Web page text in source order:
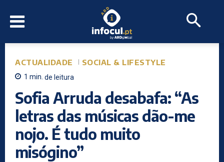
ACTUALIDADE SOCIAL & LIFESTYLE
1 min. de leitura
Sofia Arruda desabafa: “As
letras das músicas dão-me
nojo. É tudo muito
misógino”